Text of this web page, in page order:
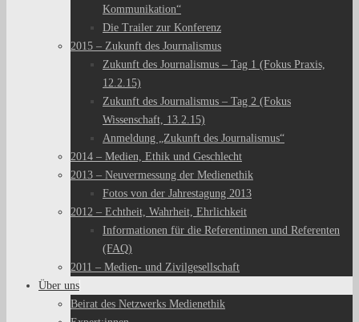
Kommunikation“
Die Trailer zur Konferenz
2015 – Zukunft des Journalismus
Zukunft des Journalismus – Tag 1 (Fokus Praxis,
12.2.15)
Zukunft des Journalismus – Tag 2 (Fokus
Wissenschaft, 13.2.15)
Anmeldung „Zukunft des Journalismus“
2014 – Medien, Ethik und Geschlecht
2013 – Neuvermessung der Medienethik
Fotos von der Jahrestagung 2013
2012 – Echtheit, Wahrheit, Ehrlichkeit
Informationen für die Referentinnen und Referenten
(FAQ)
2011 – Medien- und Zivilgesellschaft
Über uns
Beirat des Netzwerks Medienethik